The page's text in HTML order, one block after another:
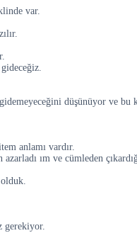
var.
düşünüyor ve bu
anlamı vardır.
ım ve cümleden
olduk.
gerekiyor.